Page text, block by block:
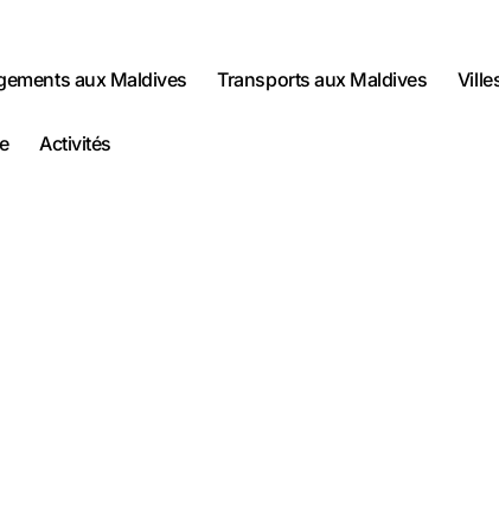
aux Maldives Transports aux Maldives
Activités